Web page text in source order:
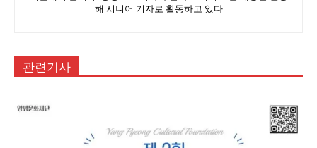
해 시니어 기자로 활동하고 있다
관련기사